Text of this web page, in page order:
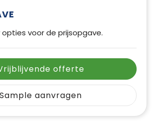
voor de prijsopgave.
offerte
Sample aanvragen